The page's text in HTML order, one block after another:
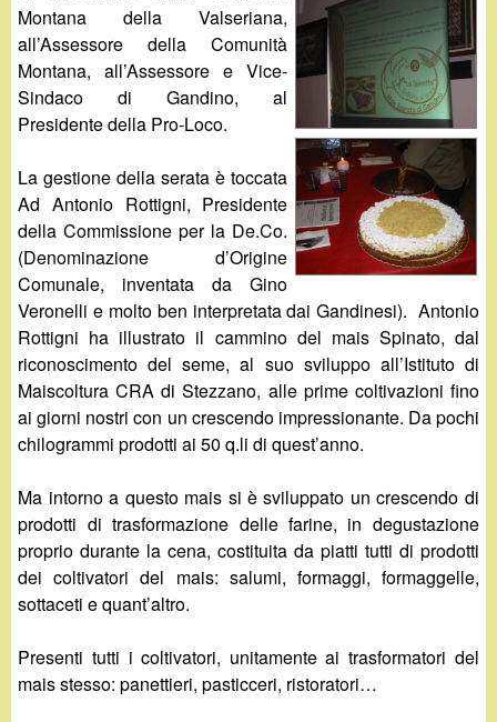
i
n
o
.
i
t
a
Montana della Valseriana,
all’Assessore della Comunità
Montana, all’Assessore e Vice-
Sindaco di Gandino, al
Presidente della Pro-Loco.
La gestione della serata è toccata
Ad Antonio Rottigni, Presidente
della Commissione per la De.Co.
(Denominazione d’Origine
Comunale, inventata da Gino
Veronelli e molto ben interpretata dai Gandinesi). Antonio
Rottigni ha illustrato il cammino del mais Spinato, dal
riconoscimento del seme, al suo sviluppo all’Istituto di
Maiscoltura CRA di Stezzano, alle prime coltivazioni fino
ai giorni nostri con un crescendo impressionante. Da pochi
chilogrammi prodotti ai 50 q.li di quest’anno.
Ma intorno a questo mais si è sviluppato un crescendo di
prodotti di trasformazione delle farine, in degustazione
proprio durante la cena, costituita da piatti tutti di prodotti
dei coltivatori del mais: salumi, formaggi, formaggelle,
sottaceti e quant’altro.
Presenti tutti i coltivatori, unitamente ai trasformatori del
mais stesso: panettieri, pasticceri, ristoratori…